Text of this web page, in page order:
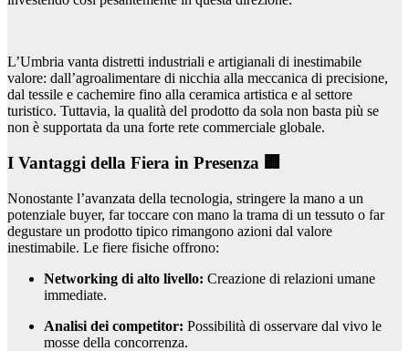
L’Umbria vanta distretti industriali e artigianali di inestimabile
valore: dall’agroalimentare di nicchia alla meccanica di precisione,
dal tessile e cachemire fino alla ceramica artistica e al settore
turistico. Tuttavia, la qualità del prodotto da sola non basta più se
non è supportata da una forte rete commerciale globale.
I Vantaggi della Fiera in Presenza 🏢
Nonostante l’avanzata della tecnologia, stringere la mano a un
potenziale buyer, far toccare con mano la trama di un tessuto o far
degustare un prodotto tipico rimangono azioni dal valore
inestimabile. Le fiere fisiche offrono:
Networking di alto livello: Creazione di relazioni umane
immediate.
Analisi dei competitor: Possibilità di osservare dal vivo le
mosse della concorrenza.